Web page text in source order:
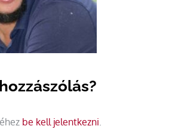
be kell jelentkezni.